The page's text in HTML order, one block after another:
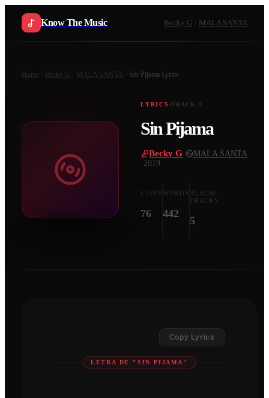
Know The Music Becky G MALA SANTA
Home Becky G MALA SANTA Sin Pijama Lyrics
LYRICS TRACK 3
Sin Pijama
Becky G
MALA SANTA
2019
LINES
76
WORDS
442
ALBUM
TRACKS
5
Copy Lyrics
LETRA DE "SIN PIJAMA"